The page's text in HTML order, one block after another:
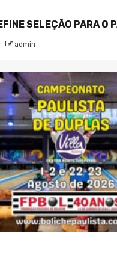
SELEÇÃO PARA O
admin